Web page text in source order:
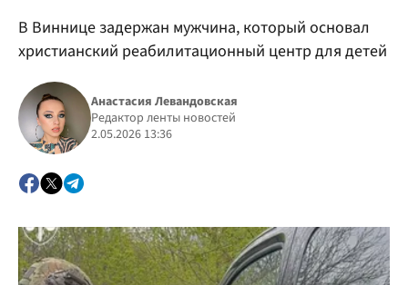
Политика
В Виннице задержан мужчина, который основал
христианский реабилитационный центр для детей
Анастасия Левандовская
Редактор ленты новостей
2.05.2026 13:36